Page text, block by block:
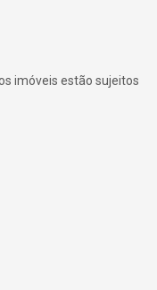
imóveis estão sujeitos